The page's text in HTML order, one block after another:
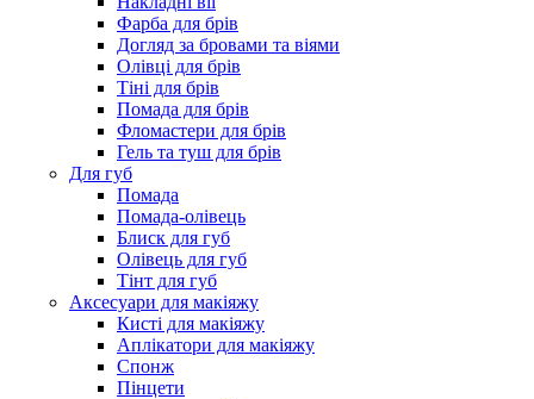
Фарба для брів
Догляд за бровами та віями
Олівці для брів
Тіні для брів
Помада для брів
Фломастери для брів
Гель та туш для брів
Для губ
Помада
Помада-олівець
Блиск для губ
Олівець для губ
Тінт для губ
Аксесуари для макіяжу
Кисті для макіяжу
Аплікатори для макіяжу
Спонж
Пінцети